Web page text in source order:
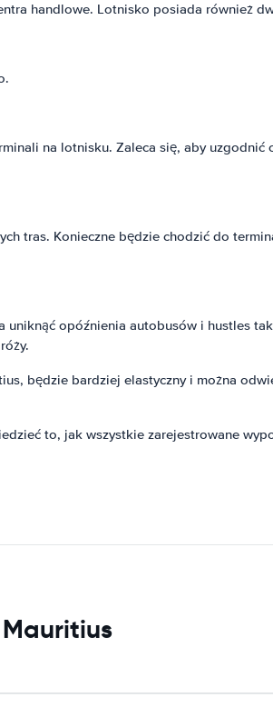
handlowe. Lotnisko posiada również
na lotnisku. Zaleca się, aby uzgodnić
tras. Konieczne będzie chodzić do
opóźnienia autobusów i hustles
będzie bardziej elastyczny i można
to, jak wszystkie zarejestrowane